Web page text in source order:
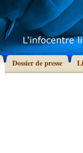
Dossier de presse